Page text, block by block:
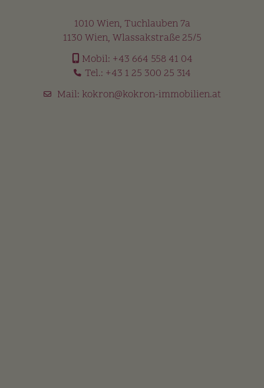
1010 Wien, Tuchlauben 7a
1130 Wien, Wlassakstraße 25/5
Mobil: +43 664 558 41 04
Tel.: +43 1 25 300 25 314
Mail: kokron@kokron-immobilien.at